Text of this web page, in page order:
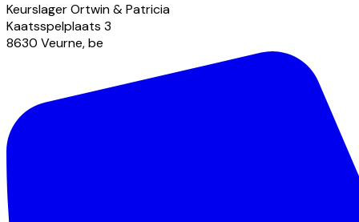
Keurslager Ortwin & Patricia
Kaatsspelplaats 3
8630 Veurne,be